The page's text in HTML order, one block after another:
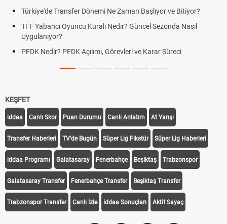
Türkiye'de Transfer Dönemi Ne Zaman Başlıyor ve Bitiyor?
TFF Yabancı Oyuncu Kuralı Nedir? Güncel Sezonda Nasıl
Uygulanıyor?
PFDK Nedir? PFDK Açılımı, Görevleri ve Karar Süreci
KEŞFET
iddaa Canlı Skor Puan Durumu Canlı Anlatım At Yarışı
Transfer Haberleri TV'de Bugün Süper Lig Fikstür Süper Lig Haberleri
iddaa Programı Galatasaray Fenerbahçe Beşiktaş Trabzonspor
Galatasaray Transfer Fenerbahçe Transfer Beşiktaş Transfer
Trabzonspor Transfer Canlı İzle iddaa Sonuçları Aktif Sayaç